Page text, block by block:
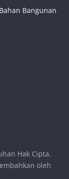
Bahan Bangunan
Hak Cipta.
oleh